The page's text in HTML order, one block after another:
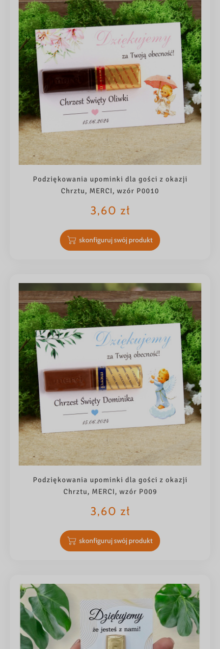
Podziękowania upominki dla gości z okazji
Chrztu, MERCI, wzór P0010
3,60 zł
skonfiguruj swój produkt
Podziękowania upominki dla gości z okazji
Chrztu, MERCI, wzór P009
3,60 zł
skonfiguruj swój produkt